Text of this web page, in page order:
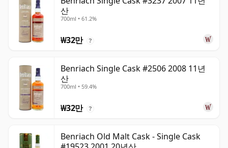
산
700ml • 61.2%
₩32만 ?
Benriach Single Cask #2506 2008 11년
산
700ml • 59.4%
₩32만 ?
Benriach Old Malt Cask - Single Cask